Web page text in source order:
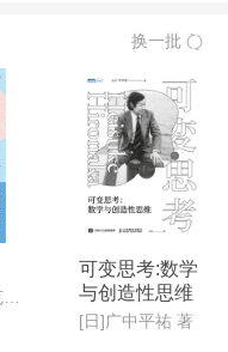
鲜活形象， 展现科
。
，博士生导师。196
系，1981年于北京
师刘辽教授），198
位（导师普利高津
换一批
可变思考:数学
与创造性思维
[日]广中平祐 著